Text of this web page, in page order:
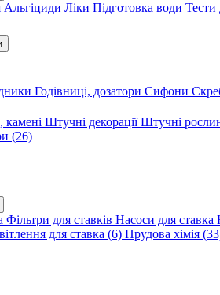
Альгіциди Ліки Підготовка води Тести
Годівниці, дозатори Сифони
камені Штучні декораціїШтучні
(26)
Фільтри для ставків Насоси для ставка
для ставка (6) Прудова хімія